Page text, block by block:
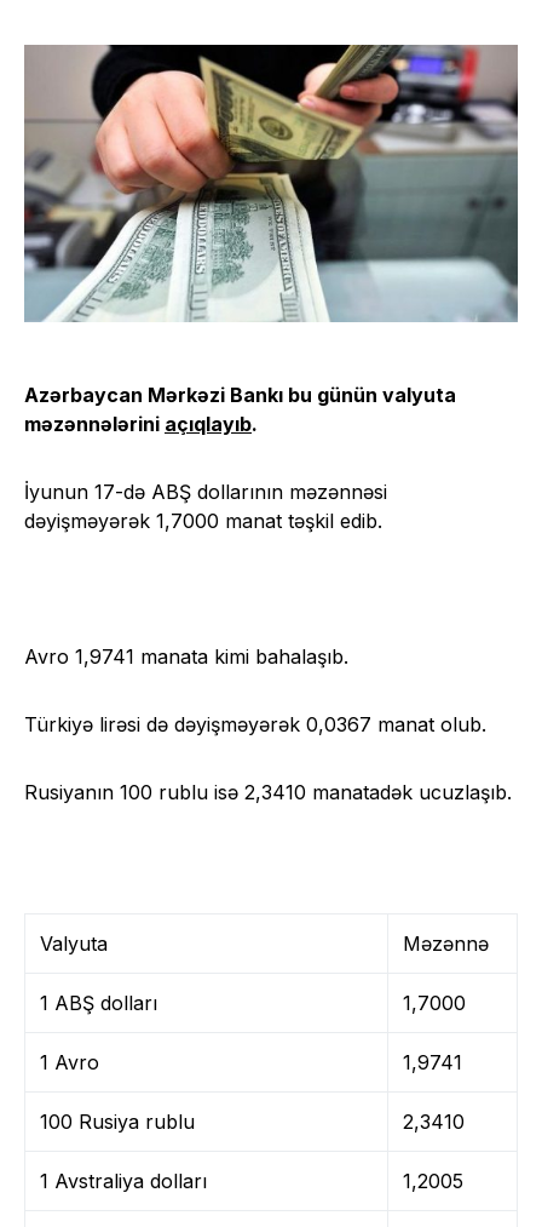
Azərbaycan Mərkəzi Bankı bu günün valyuta
məzənnələrini açıqlayıb.
İyunun 17-də ABŞ dollarının məzənnəsi
dəyişməyərək 1,7000 manat təşkil edib.
Avro 1,9741 manata kimi bahalaşıb.
Türkiyə lirəsi də dəyişməyərək 0,0367 manat olub.
Rusiyanın 100 rublu isə 2,3410 manatadək ucuzlaşıb.
Valyuta Məzənnə
1 ABŞ dolları 1,7000
1 Avro 1,9741
100 Rusiya rublu 2,3410
1 Avstraliya dolları 1,2005